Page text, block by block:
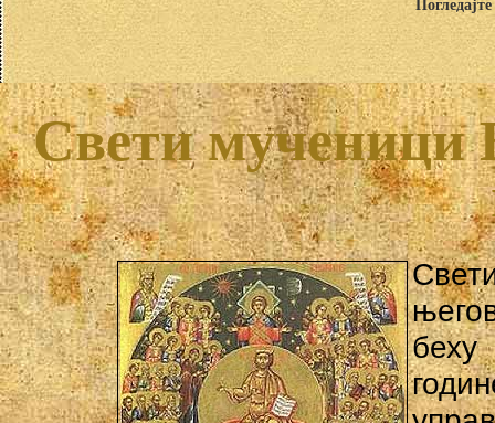
Свети мученици
беху